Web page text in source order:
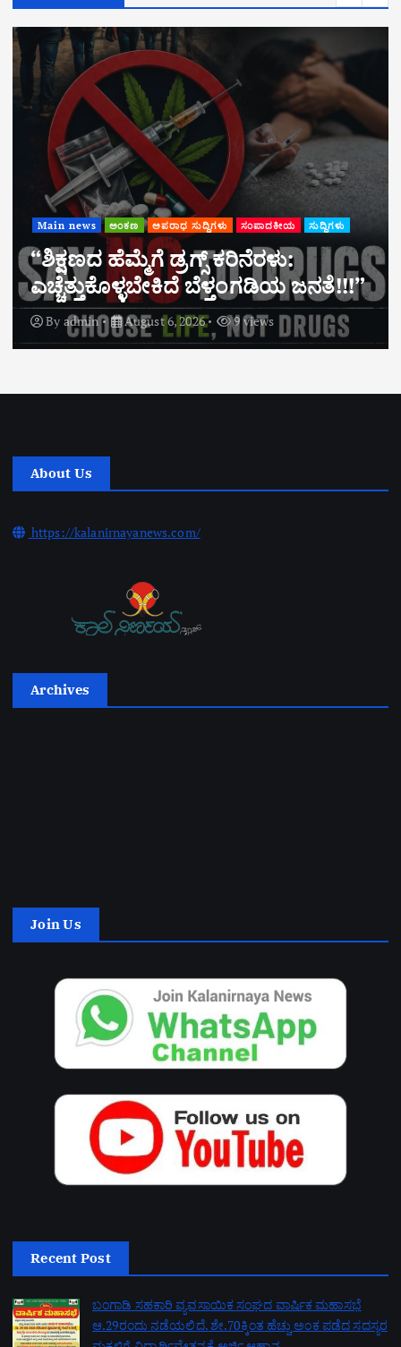
Main news ಅಂಕಣ ಅಪರಾಧ ಸುದ್ದಿಗಳು ಸಂಪಾದಕೀಯ ಸುದ್ದಿಗಳು
“ಶಿಕ್ಷಣದ ಹೆಮ್ಮೆಗೆ ಡ್ರಗ್ಸ್ ಕರಿನೆರಳು:
ಎಚ್ಚೆತ್ತುಕೊಳ್ಳಬೇಕಿದೆ ಬೆಳ್ತಂಗಡಿಯ ಜನತೆ!!!”
By admin August 6, 2026 9 views
About Us
https://kalanirnayanews.com/
Archives
Join Us
Recent Post
ಬಂಗಾಡಿ ಸಹಕಾರಿ ವ್ಯವಸಾಯಿಕ ಸಂಘದ ವಾರ್ಷಿಕ ಮಹಾಸಭೆ
ಆ.29ರಂದು ನಡೆಯಲಿದೆ. ಶೇ.70ಕ್ಕಿಂತ ಹೆಚ್ಚು ಅಂಕ ಪಡೆದ ಸದಸ್ಯರ